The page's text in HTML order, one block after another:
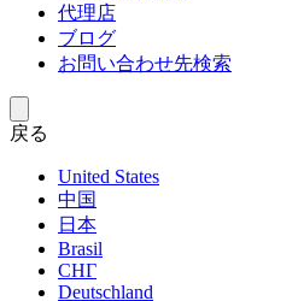
代理店
ブログ
お問い合わせ先検索
戻る
United States
中国
日本
Brasil
СНГ
Deutschland